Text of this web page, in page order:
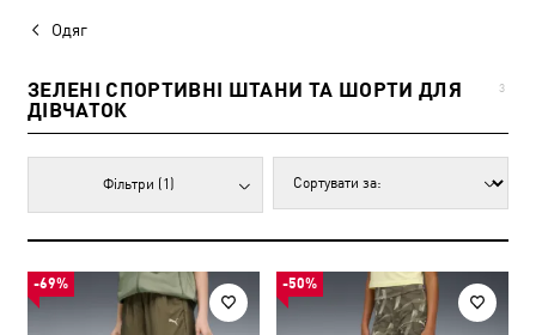
Одяг
ЗЕЛЕНІ СПОРТИВНІ ШТАНИ ТА ШОРТИ ДЛЯ
ДІВЧАТОК
3
Фільтри (1)
-69% -50%